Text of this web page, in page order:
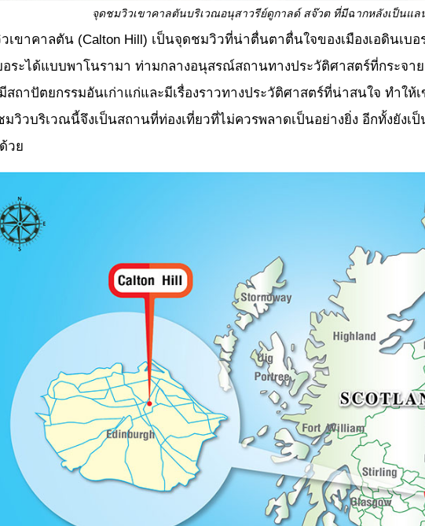
จุดชมวิวเขาคาลตันบริเวณอนุสาวรีย์ดูกาลด์ สจ๊วต ที่มีฉากหลังเป็นแล
เขาคาลตัน (Calton Hill) เป็นจุดชมวิวที่น่าตื่นตาตื่นใจของเมืองเอดินเบ
อระได้แบบพาโนรามา ท่ามกลางอนุสรณ์สถานทางประวัติศาสตร์ที่กระจ
สถาปัตยกรรมอันเก่าแก่และมีเรื่องราวทางประวัติศาสตร์ที่น่าสนใจ ทำใ
มวิวบริเวณนี้จึงเป็นสถานที่ท่องเที่ยวที่ไม่ควรพลาดเป็นอย่างยิ่ง อีกทั้งยัง
วย